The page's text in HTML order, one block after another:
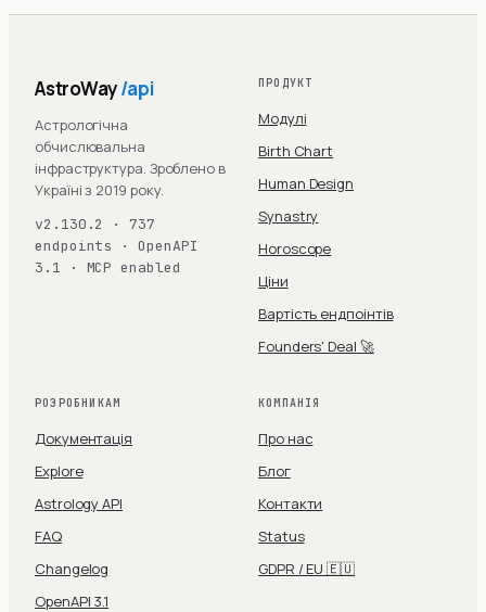
AstroWay/api
Астрологічна
обчислювальна
інфраструктура. Зроблено в
Україні з 2019 року.
v2.130.2 · 737
endpoints · OpenAPI
3.1 · MCP enabled
ПРОДУКТ
Модулі
Birth Chart
Human Design
Synastry
Horoscope
Ціни
Вартість ендпоінтів
Founders' Deal 🚀
РОЗРОБНИКАМ
Документація
Explore
Astrology API
FAQ
Changelog
OpenAPI 3.1
КОМПАНІЯ
Про нас
Блог
Контакти
Status
GDPR / EU 🇪🇺